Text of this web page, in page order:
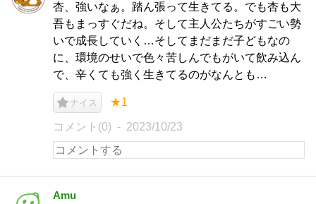
杏、強いなぁ。踏ん張って生きてる。でも杏も大
吾もまっすぐだね。そして主人公たちがすごい勢
いで成長していく…そしてまだまだ子どもなの
に、環境のせいで色々苦しんでもがいて飲み込ん
で、辛くても強く生きてるのがなんとも…
ナイス ★1
コメント(0) 2023/10/23
Amu